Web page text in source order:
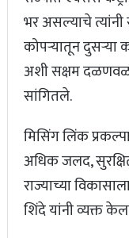
भर असल्याचे त्यांनी
कोपऱ्यातून दुसऱ्या
अशी सक्षम
सांगितले.
मिसिंग लिंक
अधिक जलद,
राज्याच्या
शिंदे यांनी व्यक्त